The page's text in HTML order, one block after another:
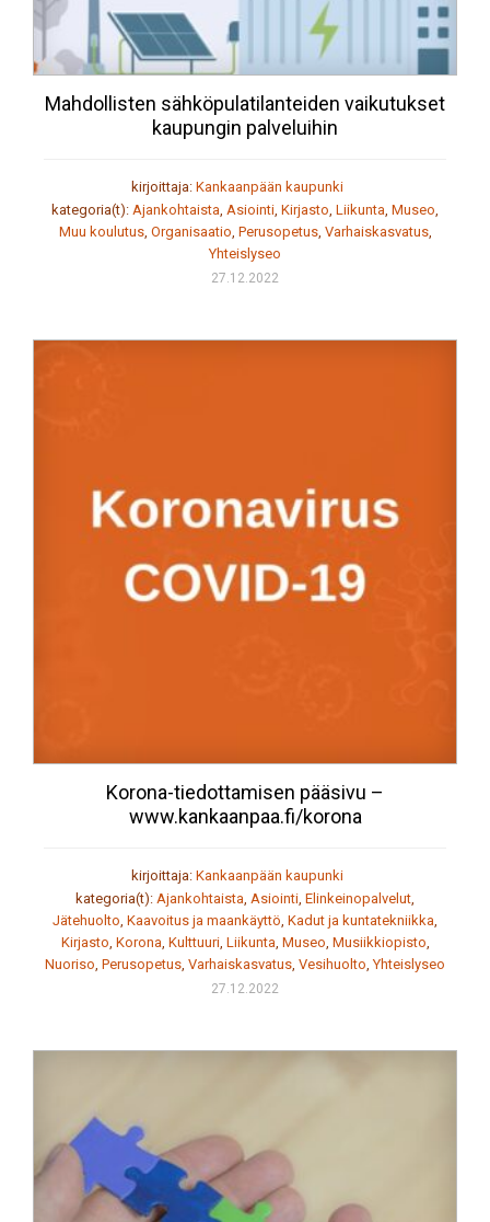
Mahdollisten sähköpulatilanteiden vaikutukset
kaupungin palveluihin
kirjoittaja: Kankaanpään kaupunki
kategoria(t): Ajankohtaista, Asiointi, Kirjasto, Liikunta, Museo,
Muu koulutus, Organisaatio, Perusopetus, Varhaiskasvatus,
Yhteislyseo
27.12.2022
Korona-tiedottamisen pääsivu –
www.kankaanpaa.fi/korona
kirjoittaja: Kankaanpään kaupunki
kategoria(t): Ajankohtaista, Asiointi, Elinkeinopalvelut,
Jätehuolto, Kaavoitus ja maankäyttö, Kadut ja kuntatekniikka,
Kirjasto, Korona, Kulttuuri, Liikunta, Museo, Musiikkiopisto,
Nuoriso, Perusopetus, Varhaiskasvatus, Vesihuolto,Yhteislyseo
27.12.2022